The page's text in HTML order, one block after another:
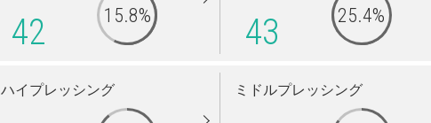
42 15.8% 43 25.4%
ハイプレッシング ミドルプレッシング